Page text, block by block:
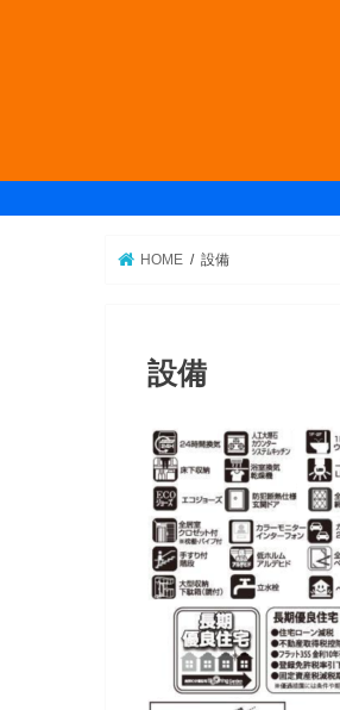
HOME 設備
設備